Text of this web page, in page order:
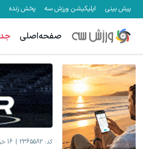
پیش بینی اپلیکیشن ورزش سه پخش زنده
صفحه‌اصلی
کد: 2365582 16 خرداد 1405 ساعت 00:27
جای بخیه داری؟؟ فقط در 3 هفته ترمیمش کن!😍
کلیک